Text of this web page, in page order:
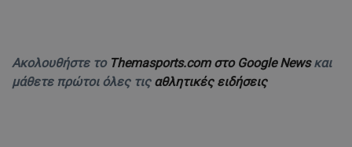
Ακολουθήστε το Themasports.com στο Google Newsκαι
μάθετε πρώτοι όλες τις αθλητικές ειδήσεις